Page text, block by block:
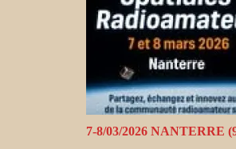
7-8/03/2026 NANTERRE